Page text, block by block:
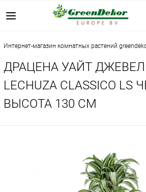
интернет-магазин комнатных растений
ДРАЦЕНА УАЙТ
LECHUZA СLASSICO LS
ВЫСОТА 130 СМ